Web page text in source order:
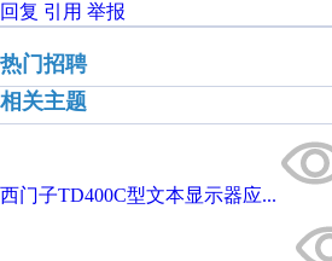
回复 引用 举报
热门招聘
相关主题
西门子TD400C型文本显示器应...